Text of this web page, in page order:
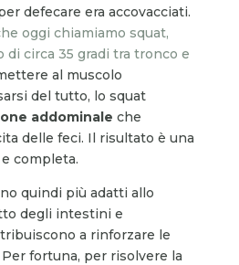
defecare era accovacciati.
oggi chiamiamo squat,
di circa 35 gradi tra tronco e
al muscolo
del tutto, lo squat
addominale che
delle feci. Il risultato è una
completa.
quindi più adatti allo
degli intestini e
a rinforzare le
fortuna, per risolvere la